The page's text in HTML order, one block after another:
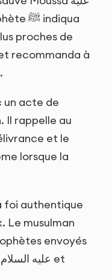
proches de
recommanda à
un acte de
Il rappelle au
et le
lorsque la
foi authentique
Le musulman
envoyés